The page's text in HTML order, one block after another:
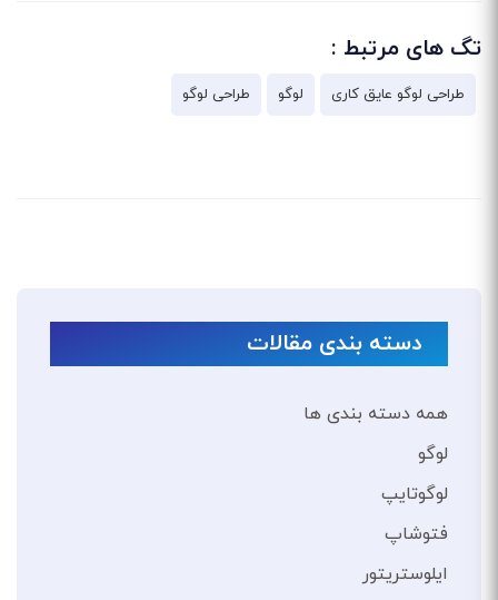
دسته بندی مقالات
همه دسته بندی ها
لوگو
لوگوتایپ
فتوشاپ
ایلوستریتور
تگ های مرتبط :
طراحی لوگو عایق کاری لوگو طراحی لوگو